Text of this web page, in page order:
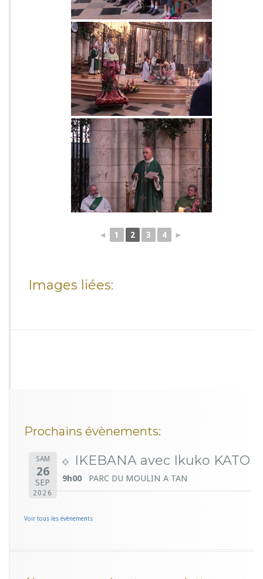
◄ 1 2 3 4 ►
Images liées:
Prochains évènements:
SAM
26
SEP
2026
IKEBANA avec Ikuko KATO
9h00 PARC DU MOULIN A TAN
Voir tous les évènements